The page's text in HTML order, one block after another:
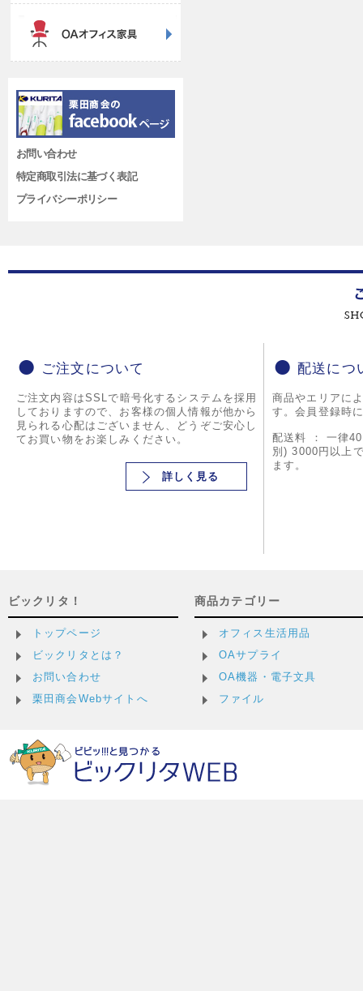
お問い合わせ
特定商取引法に基づく表記
プライバシーポリシー
ご注文について
ご注文内容はSSLで暗号化するシステムを採用
しておりますので、お客様の個人情報が他から
見られる心配はございません、どうぞご安心し
てお買い物をお楽しみください。
詳しく見る
配送につ
商品やエリアに
す。会員登録時
配送料 ： 一律
別) 3000円以上
ます。
ビックリタ！
トップページ
ビックリタとは？
お問い合わせ
栗田商会Webサイトへ
商品カテゴリー
オフィス生活用品
OAサプライ
OA機器・電子文具
ファイル